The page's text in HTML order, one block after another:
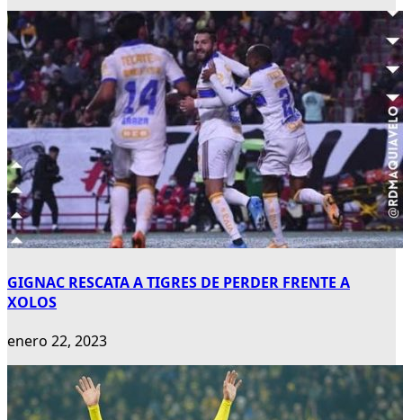
GIGNAC RESCATA A TIGRES DE PERDER FRENTE A
XOLOS
enero 22, 2023